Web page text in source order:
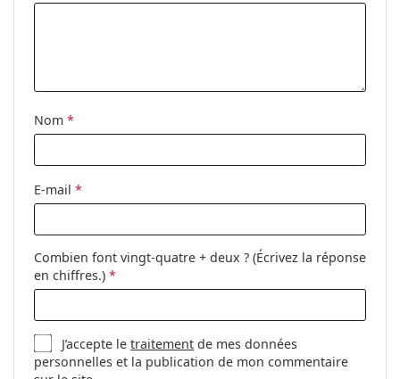
Autres
Sexe:
Marque:
Nom *
E-mail *
Combien font vingt-quatre + deux ? (Écrivez la réponse
en chiffres.) *
J’accepte letraitement de mes données
personnelles et la publication de mon commentaire